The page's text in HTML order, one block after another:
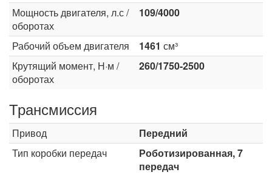
Мощность двигателя, л.с /
оборотах
109/4000
Рабочий объем двигателя 1461 см³
Крутящий момент, Н·м /
оборотах
260/1750-2500
Трансмиссия
Привод
Передний
Тип коробки передач
Роботизированная, 7
передач